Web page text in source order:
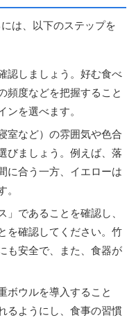
は、以下のステップを
認しましょう。好む食べ
頻度などを把握すること
ンを選べます。
室など）の雰囲気や色合
びましょう。例えば、落
に合う一方、イエローは
。
」であることを確認し、
を確認してください。竹
も安全で、また、食器が
ボウルを導入すること
るようにし、食事の習慣